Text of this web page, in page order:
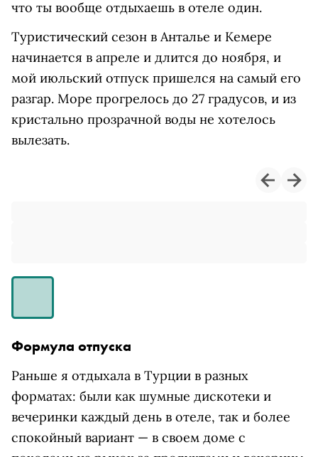
что ты вообще отдыхаешь в отеле один.
Туристический сезон в Анталье и Кемере
начинается в апреле и длится до ноября, и
мой июльский отпуск пришелся на самый его
разгар. Море прогрелось до 27 градусов, и из
кристально прозрачной воды не хотелось
вылезать.
Формула отпуска
Раньше я отдыхала в Турции в разных
форматах: были как шумные дискотеки и
вечеринки каждый день в отеле, так и более
спокойный вариант — в своем доме с